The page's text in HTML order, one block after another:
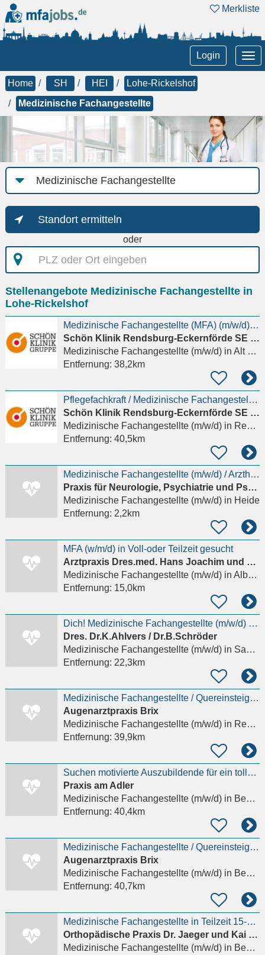
Merkliste
Login
Home SH HEI
Lohe-Rickelshof
Medizinische Fachangestellte
Job-
Kategorie
Standort ermitteln
oder
PLZ
oder
eingeben
Stellenangebote Medizinische Fachangestellte in
Lohe-Rickelshof
Medizinische Fachangestellte (MFA) (m/w/d) Ärztezentrum Gorch Fock
Schön Klinik Rendsburg-Eckernförde SE & Co. KG
Medizinische Fachangestellte (m/w/d)in Alt Bennebek
Entfernung: 38,2km
Pflegefachkraft / Medizinische Fachangestellte (m/w/d) für die Endoskopie in Rendsburg
Schön Klinik Rendsburg-Eckernförde SE & Co. KG
Medizinische Fachangestellte (m/w/d)in Rendsburg
Entfernung: 40,5km
Medizinische Fachangestellte (m/w/d) / Arzthelferin (m/w/d) für unsere neurologische Praxis gesucht
Praxis für Neurologie, Psychiatrie und Psychotherapie Dr. med. Martin Fischer und Dr. med. Wera Fis
Medizinische Fachangestellte (m/w/d)in Heide
Entfernung: 2,2km
MFA (w/m/d) in Voll-oder Teilzeit gesucht
Arztpraxis Dres.med. Hans Joachim und Thomas Klink
Medizinische Fachangestellte (m/w/d)in Albersdorf Dithmarschen
Entfernung: 15,0km
Dich! Medizinische Fachangestellte (m/w/d) in Teilzeit
Dres. Dr.K.Ahlvers / Dr.B.Schröder
Medizinische Fachangestellte (m/w/d)in Sankt Michaelisdonn
Entfernung: 22,3km
Medizinische Fachangestellte / Quereinsteiger (w/m/d) - Augenarztpraxis Rendsburg
Augenarztpraxis Brix
Medizinische Fachangestellte (m/w/d)in Rendsburg
Entfernung: 39,9km
Suchen motivierte Auszubildende für ein tolles Praxisteam
Praxis am Adler
Medizinische Fachangestellte (m/w/d)in Bekmünde
Entfernung: 40,4km
Medizinische Fachangestellte / Quereinsteiger (w/m/d) - Augenarztpraxis Itzehoe
Augenarztpraxis Brix
Medizinische Fachangestellte (m/w/d)in Bekmünde
Entfernung: 40,7km
Medizinische Fachangestellte in Teilzeit 15-20Std
Orthopädische Praxis Dr. Jaeger und Kai Borchert
Medizinische Fachangestellte (m/w/d)in Bekmünde